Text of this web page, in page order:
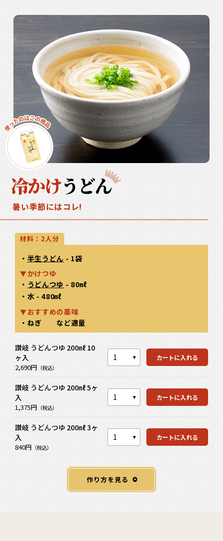
冷かけうどん
暑い季節にはコレ!
材料：2人分
・ 半生うどん - 1袋
かけつゆ
・ うどんつゆ - 80㎖
・水 - 480㎖
おすすめの薬味
・ねぎ など適量
讃岐 うどんつゆ 200㎖ 10
ヶ入
2,690円 （税込）
カートに入れる
讃岐 うどんつゆ 200㎖ 5ヶ
入
1,375円 （税込）
カートに入れる
カートを見る
讃岐 うどんつゆ 200㎖ 3ヶ
入
840円 （税込）
カートに入れる
カートを見る